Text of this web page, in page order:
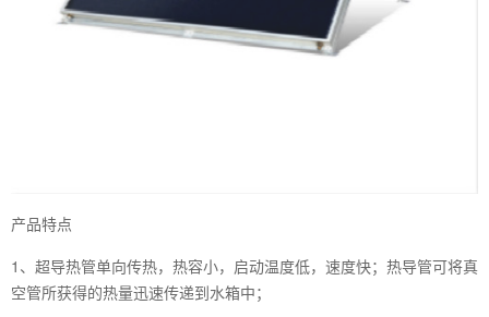
产品特点
1、超导热管单向传热，热容小，启动温度低，速度快；热导管可将真
空管所获得的热量迅速传递到水箱中；